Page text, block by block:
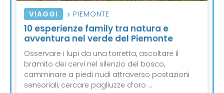
VIAGGI PIEMONTE
10 esperienze family tra natura e
avventura nel verde del Piemonte
Osservare i lupi da una torretta, ascoltare il
bramito dei cervi nel silenzio del bosco,
camminare a piedi nudi attraverso postazioni
sensoriali, cercare pagliuzze d’oro ...